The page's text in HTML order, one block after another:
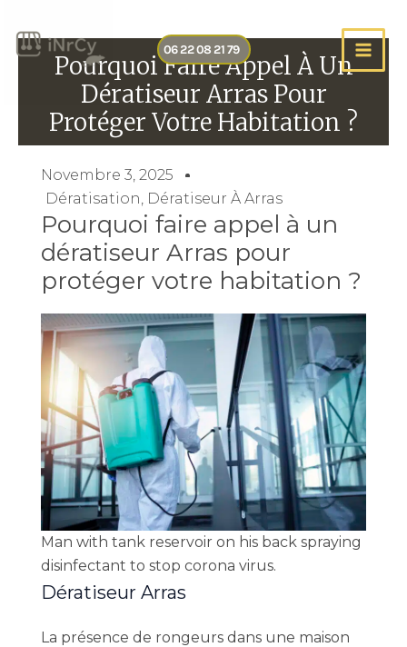
contenu
06 22 08 21 79
Pourquoi Faire Appel À Un
Dératiseur Arras Pour
Protéger Votre Habitation ?
Novembre 3, 2025
Dératisation, Dératiseur À Arras
Pourquoi faire appel à un
dératiseur Arras pour
protéger votre habitation ?
Man with tank reservoir on his back spraying
disinfectant to stop corona virus.
Dératiseur Arras
La présence de rongeurs dans une maison